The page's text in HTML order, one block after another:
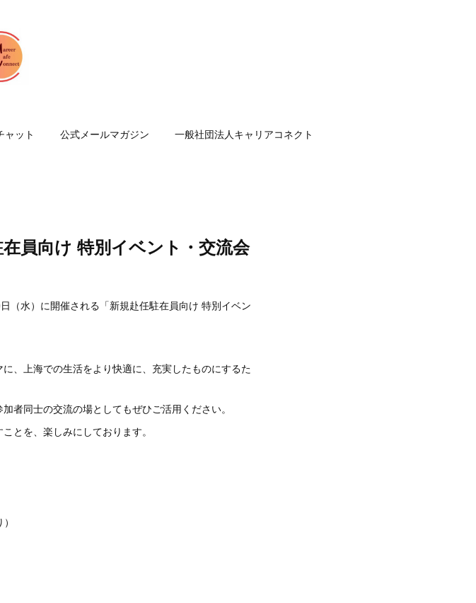
ャット 公式メールマガジン 一般社団法人キャリアコネクト
員向け 特別イベント・交流会
（水）に開催される「新規赴任駐在員向け 特別イベン
、上海での生活をより快適に、充実したものにするた
者同士の交流の場としてもぜひご活用ください。
とを、楽しみにしております。